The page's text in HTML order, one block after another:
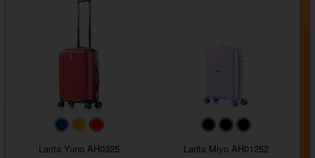
#093f69#ffa500
Larita Yuno AH0325
#000000#000000
Larita Miyo AH01252